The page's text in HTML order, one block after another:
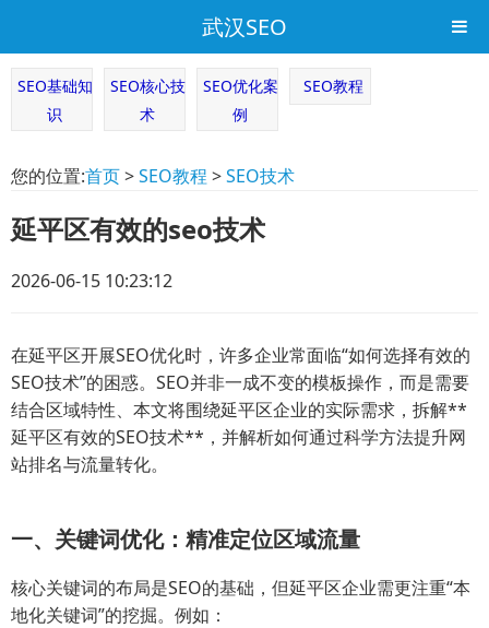
武汉SEO
SEO基础知
识
SEO核心技
术
SEO优化案
例
SEO教程
您的位置:首页>SEO教程 >SEO技术
延平区有效的seo技术
2026-06-15 10:23:12
在延平区开展SEO优化时，许多企业常面临“如何选择有效的
SEO技术”的困惑。SEO并非一成不变的模板操作，而是需要
结合区域特性、本文将围绕延平区企业的实际需求，拆解**
延平区有效的SEO技术**，并解析如何通过科学方法提升网
站排名与流量转化。
一、关键词优化：精准定位区域流量
核心关键词的布局是SEO的基础，但延平区企业需更注重“本
地化关键词”的挖掘。例如：